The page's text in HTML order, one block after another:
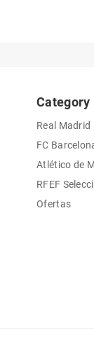
Category
Real Madrid
FC
Atlético de
RFEF
Ofertas